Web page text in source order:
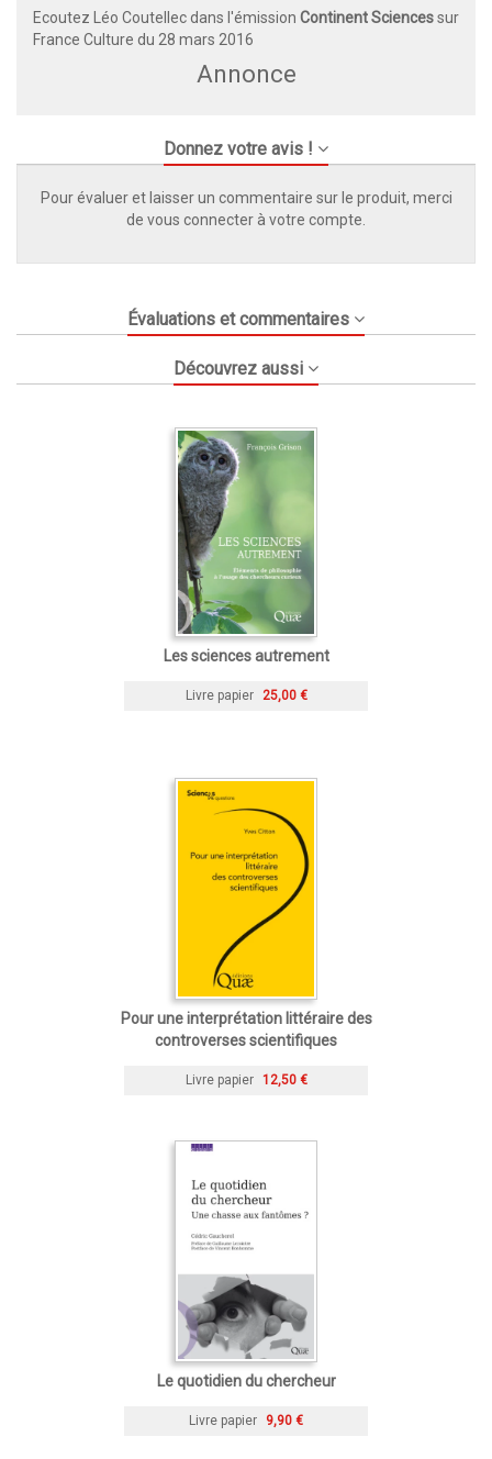
Ecoutez Léo Coutellec dans l'émission Continent Sciencessur
France Culture du 28 mars 2016
Annonce
Donnez votre avis !
Pour évaluer et laisser un commentaire sur le produit, merci
de vous connecter à votre compte.
Évaluations et commentaires
Découvrez aussi
Les sciences autrement
Livre papier 25,00 €
Pour une interprétation littéraire des
controverses scientifiques
Livre papier 12,50 €
Le quotidien du chercheur
Livre papier 9,90 €